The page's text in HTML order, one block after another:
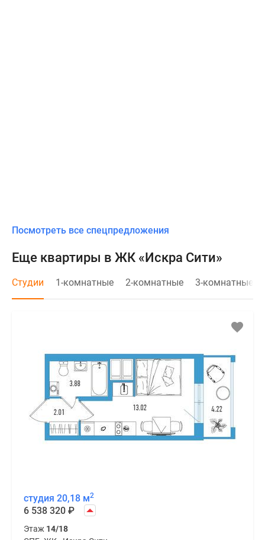
Посмотреть все спецпредложения
Еще квартиры в ЖК «Искра Сити»
Студии 1-комнатные 2-комнатные 3-комнатные
студия 20,18 м2
6 538 320 ₽
Этаж 14/18